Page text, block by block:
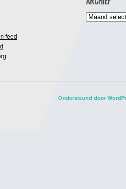
feed
Archief
Ondersteund door